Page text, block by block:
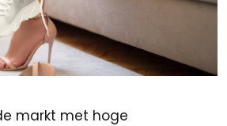
markt met hoge